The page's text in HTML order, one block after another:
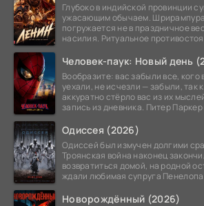
Глубоко в индийской провинции
ужасающим обычаем.
погружается не в праздничное
насилия. Ритуальное
Человек-паук: Новый день
Вообразите: вас забыли все,
уехали, не исчезли — забыли, так
аккуратно стёрло вас из их
запись из дневника. Питер
Одиссея (2026)
Одиссей был измучен долгими
Троянская война наконец
возвратиться домой, на родной
ждали любимая супруга Пенелопа
Новорождённый (2026)